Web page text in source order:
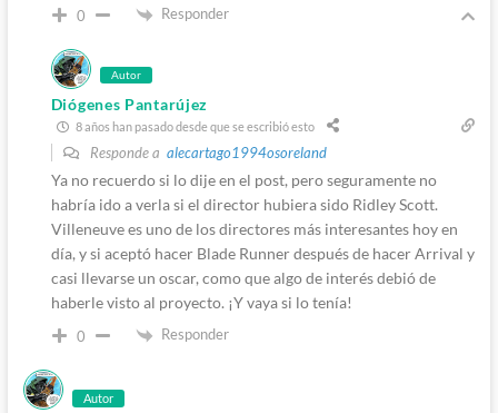
0 Responder
Autor
Diógenes Pantarújez
8 años han pasado desde que se escribió esto
Responde a alecartago1994osoreland
Ya no recuerdo si lo dije en el post, pero seguramente no
habría ido a verla si el director hubiera sido Ridley Scott.
Villeneuve es uno de los directores más interesantes hoy en
día, y si aceptó hacer Blade Runner después de hacer Arrival y
casi llevarse un oscar, como que algo de interés debió de
haberle visto al proyecto. ¡Y vaya si lo tenía!
0 Responder
Autor